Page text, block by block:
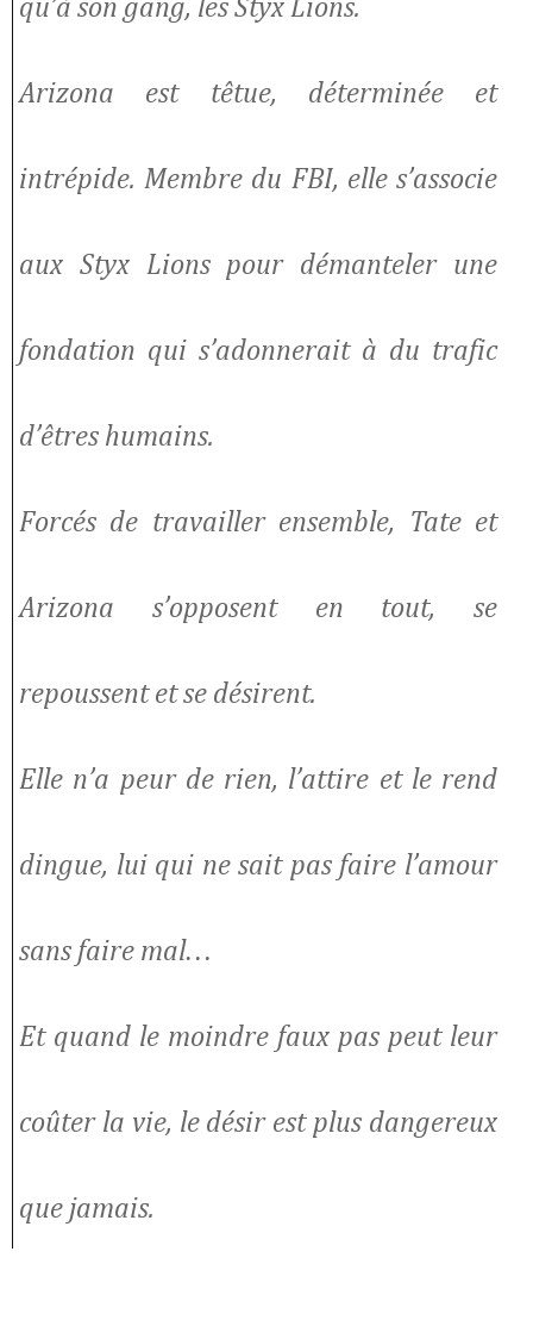
qu’à son gang, les Styx Lions.
Arizona est têtue, déterminée et
intrépide. Membre du FBI, elle s’associe
aux Styx Lions pour démanteler une
fondation qui s’adonnerait à du trafic
d’êtres humains.
Forcés de travailler ensemble, Tate et
Arizona s’opposent en tout, se
repoussent et se désirent.
Elle n’a peur de rien, l’attire et le rend
dingue, lui qui ne sait pas faire l’amour
sans faire mal…
Et quand le moindre faux pas peut leur
coûter la vie, le désir est plus dangereux
que jamais.